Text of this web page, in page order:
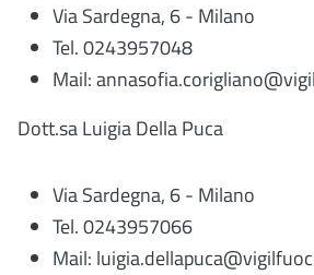
Via Sardegna, 6 - Milano
Tel. 0243957048
Mail:
Dott.sa Luigia Della Puca
Via Sardegna, 6 - Milano
Tel. 0243957066
Mail: